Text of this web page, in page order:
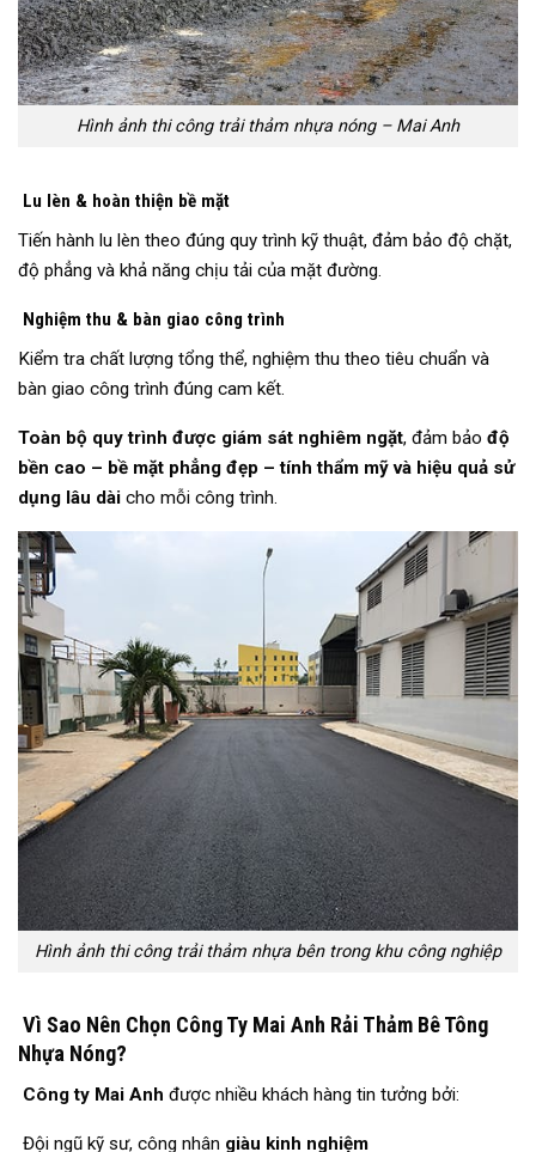
Hình ảnh thi công trải thảm nhựa nóng – Mai Anh
Lu lèn & hoàn thiện bề mặt
Tiến hành lu lèn theo đúng quy trình kỹ thuật, đảm bảo độ chặt,
độ phẳng và khả năng chịu tải của mặt đường.
Nghiệm thu & bàn giao công trình
Kiểm tra chất lượng tổng thể, nghiệm thu theo tiêu chuẩn và
bàn giao công trình đúng cam kết.
Toàn bộ quy trình được giám sát nghiêm ngặt, đảm bảo độ
bền cao – bề mặt phẳng đẹp – tính thẩm mỹ và hiệu quả sử
dụng lâu dài cho mỗi công trình.
Hình ảnh thi công trải thảm nhựa bên trong khu công nghiệp
Vì Sao Nên Chọn Công Ty Mai Anh Rải Thảm Bê Tông
Nhựa Nóng?
Công ty Mai Anh được nhiều khách hàng tin tưởng bởi:
Đội ngũ kỹ sư, công nhân giàu kinh nghiệm